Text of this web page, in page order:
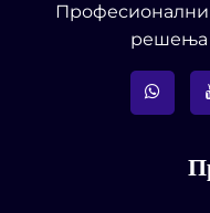
Професионални
решења